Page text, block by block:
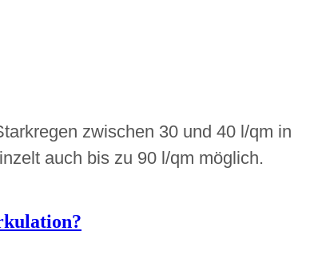
zwischen 30 und 40 l/qm in
auch bis zu 90 l/qm möglich.